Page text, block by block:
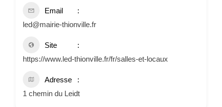
Email
led@mairie-thionville.fr
Site
https://www.led-thionville.fr/fr/salles-et-locaux
Adresse
1 chemin du Leidt